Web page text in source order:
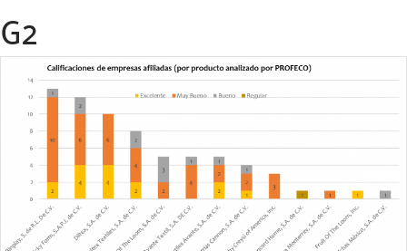
G2